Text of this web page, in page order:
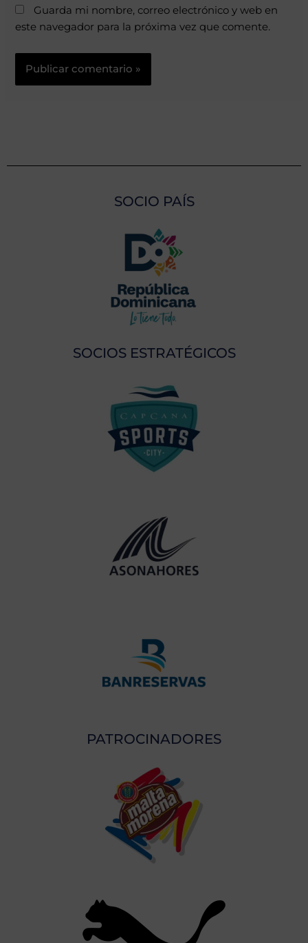
Guarda mi nombre, correo electrónico y web en
este navegador para la próxima vez que comente.
SOCIO PAÍS
SOCIOS ESTRATÉGICOS
PATROCINADORES